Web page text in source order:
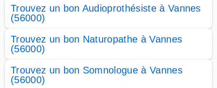
Trouvez un bon Audioprothésiste à Vannes
(56000)
Trouvez un bon Naturopathe à Vannes
(56000)
Trouvez un bon Somnologue à Vannes
(56000)